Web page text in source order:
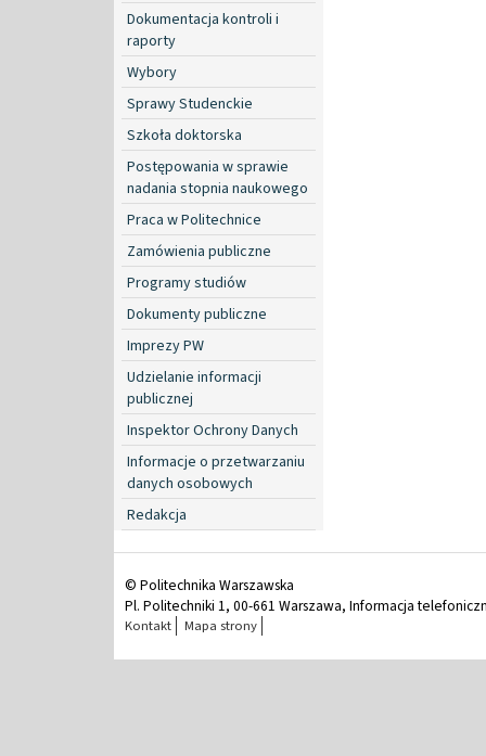
Dokumentacja kontroli i
raporty
Wybory
Sprawy Studenckie
Szkoła doktorska
Postępowania w sprawie
nadania stopnia naukowego
Praca w Politechnice
Zamówienia publiczne
Programy studiów
Dokumenty publiczne
Imprezy PW
Udzielanie informacji
publicznej
Inspektor Ochrony Danych
Informacje o przetwarzaniu
danych osobowych
Redakcja
© Politechnika Warszawska
Pl. Politechniki 1, 00-661 Warszawa, Informacja
Kontakt Mapa strony